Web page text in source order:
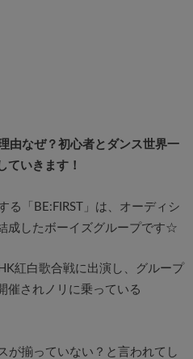
由なぜ？ 初心者とダンス世界一
ていきます！
る「BE:FIRST」は、オーディシ
成したボーイズグループです☆
紅白歌合戦に出演し、グループ
催されノリに乗っている
が揃っていない？と言われてし